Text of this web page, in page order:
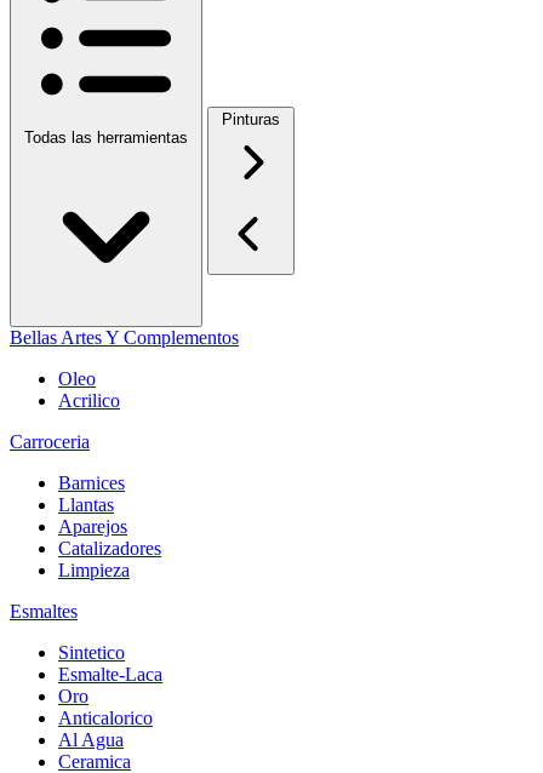
Todas las herramientas
Pinturas
Bellas Artes Y Complementos
Oleo
Acrilico
Carroceria
Barnices
Llantas
Aparejos
Catalizadores
Limpieza
Esmaltes
Sintetico
Esmalte-Laca
Oro
Anticalorico
Al Agua
Ceramica